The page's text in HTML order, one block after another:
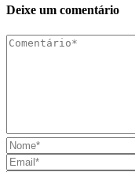
Deixe um comentário